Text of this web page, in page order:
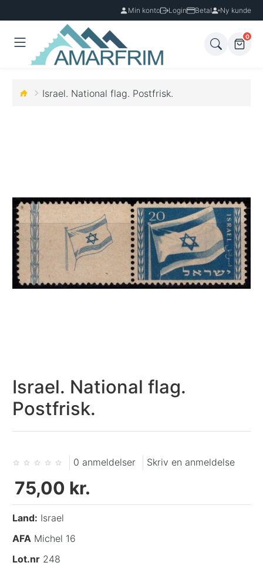
Min konto Login Betal Ny kunde
0
Israel. National flag. Postfrisk.
Israel. National flag.
Postfrisk.
0 anmeldelser Skriv en anmeldelse
75,00 kr.
Land: Israel
AFA Michel 16
Lot.nr 248